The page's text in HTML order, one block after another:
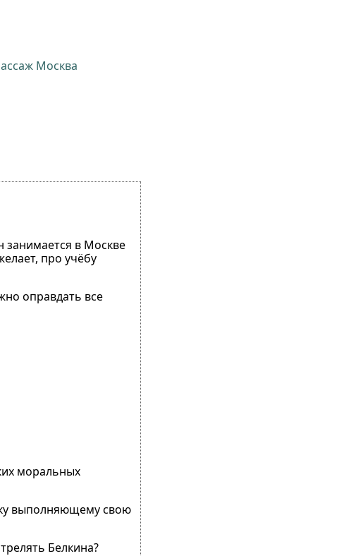
Москва
занимается в Москве
про учёбу
оправдать все
моральных
выполняющему свою
Белкина?